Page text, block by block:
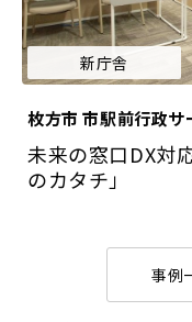
未来の窓口DX対
のカタチ」
枚方市 市駅前行政サ
新庁舎
事例